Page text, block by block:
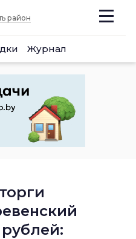
район
Журнал